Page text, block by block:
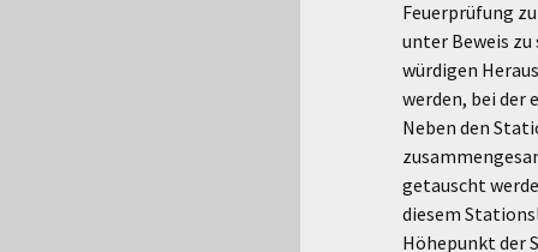
Feuerprüfung
unter Beweis
würdigen
werden, bei der
Neben den
getauscht
diesem
Höhepunkt der